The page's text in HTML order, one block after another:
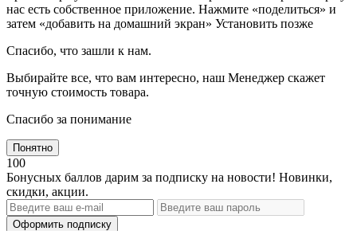
нас есть собственное приложение. Нажмите «поделиться» и
затем «добавить на домашний экран» Установить позже
Спасибо, что зашли к нам.
Выбирайте все, что вам интересно, наш Менеджер скажет
точную стоимость товара.
Спасибо за понимание
Понятно
100
Бонусных баллов дарим за подписку на новости! Новинки,
скидки, акции.
Оформить подписку